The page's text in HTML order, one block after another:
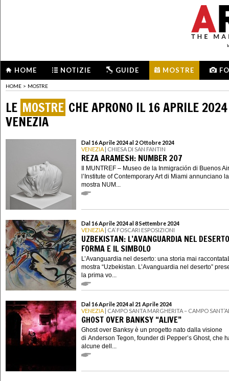
HOME NOTIZIE GUIDE MOSTRE
HOME > MOSTRE
LE MOSTRE CHE APRONO IL 16 APRILE
VENEZIA
Dal 16 Aprile 2024 al 2 Ottobre 2024
VENEZIA | CHIESA DI SAN FANTIN
REZA ARAMESH: NUMBER 207
Il MUNTREF – Museo de la Inmigración di Buenos
l’Institute of Contemporary Art di Miami annunciano la
mostra NUM...
Dal 16 Aprile 2024 al 8 Settembre 2024
VENEZIA | CA’ FOSCARI ESPOSIZIONI
UZBEKISTAN: L’AVANGUARDIA NEL
FORMA E IL SIMBOLO
L’Avanguardia nel deserto: una storia mai
mostra “Uzbekistan. L’Avanguardia nel deserto”
la prima vo...
Dal 16 Aprile 2024 al 21 Aprile 2024
VENEZIA | CAMPO SANTA MARGHERITA – CAMPO
GHOST OVER BANKSY “ALIVE”
Ghost over Banksy è un progetto nato dalla visione
di Anderson Tegon, founder di Pepper’s Ghost, che
alcune dell...